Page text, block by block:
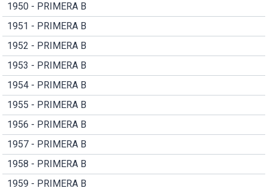
1950 - PRIMERA B
1951 - PRIMERA B
1952 - PRIMERA B
1953 - PRIMERA B
1954 - PRIMERA B
1955 - PRIMERA B
1956 - PRIMERA B
1957 - PRIMERA B
1958 - PRIMERA B
1959 - PRIMERA B